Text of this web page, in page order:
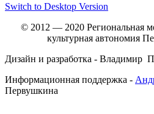
Switch to Desktop Version
© 2012 — 2020 Региональная
культурная автономия
Дизайн и разработка - Владимир
Информационная поддержка -
Первушкина